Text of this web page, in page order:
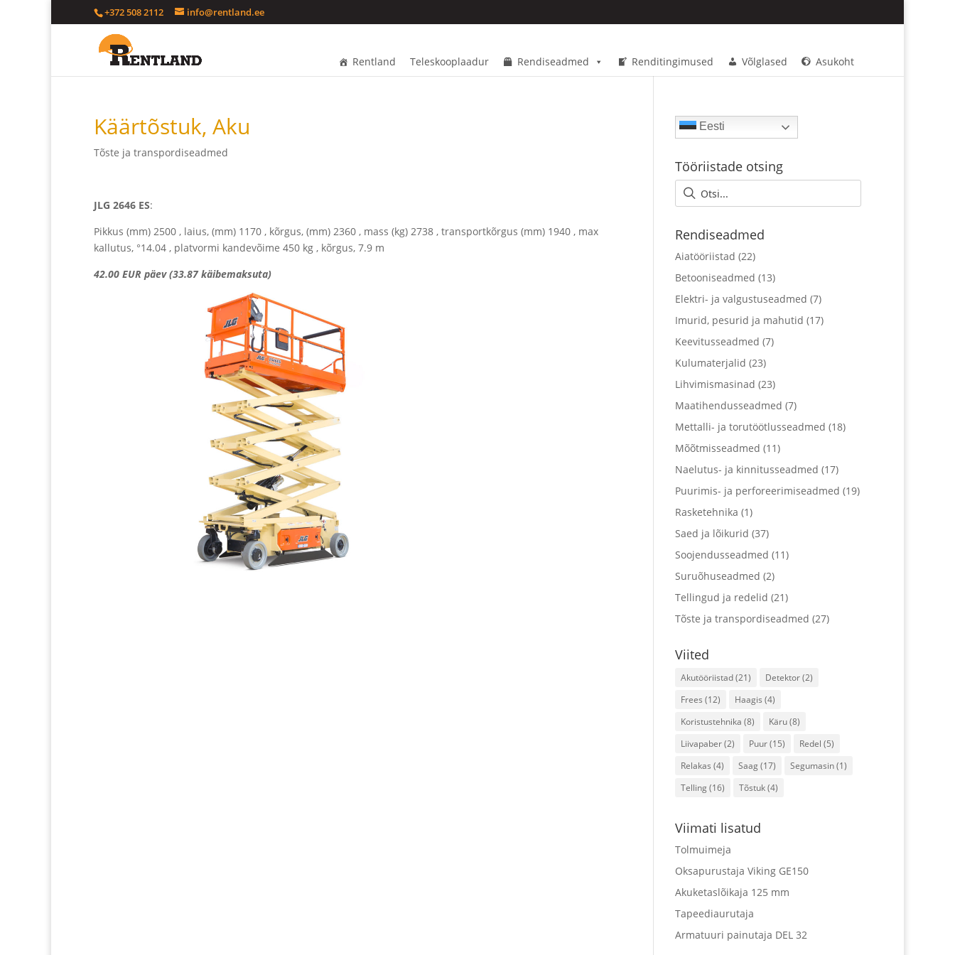
+372 508 2112 info@rentland.ee
Rentland Teleskooplaadur Rendiseadmed Renditingimused Võlglased Asukoht
Käärtõstuk, Aku
Tõste ja transpordiseadmed
JLG 2646 ES:
Pikkus (mm) 2500 , laius, (mm) 1170 , kõrgus, (mm) 2360 , mass (kg) 2738 , transportkõrgus (mm) 1940 , max
kallutus, °14.04 , platvormi kandevõime 450 kg , kõrgus, 7.9 m
42.00 EUR päev (33.87 käibemaksuta)
Eesti
Tööriistade otsing
Rendiseadmed
Aiatööriistad (22)
Betooniseadmed (13)
Elektri- ja valgustuseadmed (7)
Imurid, pesurid ja mahutid (17)
Keevitusseadmed (7)
Kulumaterjalid (23)
Lihvimismasinad (23)
Maatihendusseadmed (7)
Mettalli- ja torutöötlusseadmed (18)
Mõõtmisseadmed (11)
Naelutus- ja kinnitusseadmed (17)
Puurimis- ja perforeerimiseadmed (19)
Rasketehnika (1)
Saed ja lõikurid (37)
Soojendusseadmed (11)
Suruõhuseadmed (2)
Tellingud ja redelid (21)
Tõste ja transpordiseadmed (27)
Viited
Akutööriistad(21) Detektor(2)
Frees (12) Haagis (4)
Koristustehnika (8) Käru(8)
Liivapaber(2) Puur(15) Redel (5)
Relakas (4) Saag(17) Segumasin(1)
Telling(16) Tõstuk(4)
Viimati lisatud
Tolmuimeja
Oksapurustaja Viking GE150
Akuketaslõikaja 125 mm
Tapeediaurutaja
Armatuuri painutaja DEL 32